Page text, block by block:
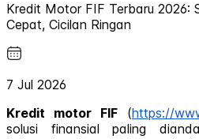
Kredit Motor FIF Terbaru 2026:
Cepat, Cicilan Ringan
7 Jul 2026
Kredit motor FIF (https://
solusi finansial paling